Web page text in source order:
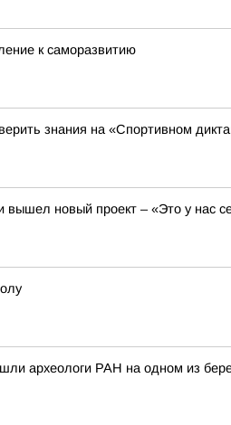
к саморазвитию
знания на «Спортивном
вышел новый проект – «Это у нас
археологи РАН на одном из